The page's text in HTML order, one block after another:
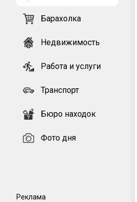
Барахолка
Недвижимость
Работа и услуги
Транспорт
Бюро находок
Фото дня
Реклама